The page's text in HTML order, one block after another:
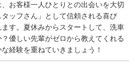
お客様一人ひとりとの出会いを大切
ッフさん」として信頼される喜び
す。夏休みからスタートして、洗車
優しい先輩がゼロから教えてくれる
経験を重ねていきましょう！